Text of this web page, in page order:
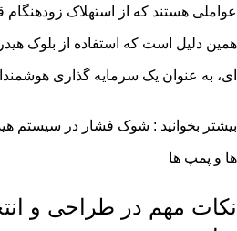
عواملی هستند که از استهلاک
همین دلیل است که استفاده از بلوک
ای، به عنوان یک سرمایه گذاری
بیشتر بخوانید : شوک فشار در سیستم
ها و پمپ ها
نکات مهم در طراحی و